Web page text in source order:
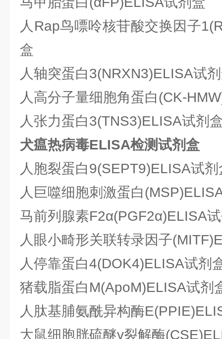
人Rap鸟嘌呤核苷酸交换因子
盒
人轴突蛋白3(NRXN3)ELISA试
人高分子量细胞角蛋白(CK-
人张力蛋白3(TNS3)ELISA试剂
犬瘟热病毒ELISA检测试剂盒
人胞裂蛋白9(SEPT9)ELISA试剂
人巨噬细胞刺激蛋白
马前列腺素F2α(PGF2α)ELISA
人眼小畸形关联转录因子
人停靠蛋白4(DOK4)ELISA试剂
猪载脂蛋白M(ApoM)ELISA试剂
人肽基脯氨酰异构酶
大鼠细胞胱硫醚γ裂解酶